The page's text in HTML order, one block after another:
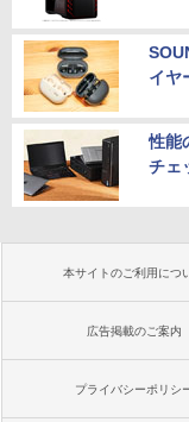
イヤ
性能
チェ
本サイトのご利用につ
広告掲載のご案内
プライバシーポリシ